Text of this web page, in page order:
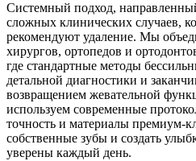
Системный подход,
сложных клинических случаев,
рекомендуют удаление. Мы
хирургов, ортопедов и
где стандартные методы
детальной диагностики и
возвращением жевательной
используем современные
точность и материалы премиум-
собственные зубы и создать
уверены каждый день.